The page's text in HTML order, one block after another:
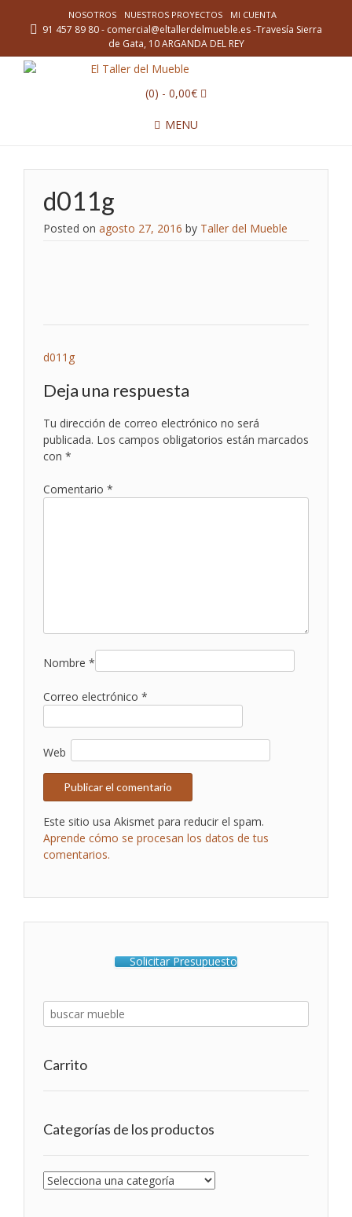
NOSOTROS NUESTROS PROYECTOS MI CUENTA
91 457 89 80 - comercial@eltallerdelmueble.es -Travesía Sierra
de Gata, 10 ARGANDA DEL REY
(0) - 0,00€
MENU
d011g
Posted on agosto 27, 2016 by Taller del Mueble
Navegación
de
entradas
d011g
Deja una respuesta
Tu dirección de correo electrónico no será
publicada. Los campos obligatorios están marcados
con *
Comentario *
Nombre *
Correo electrónico *
Web
Este sitio usa Akismet para reducir el spam.
Aprende cómo se procesan los datos de tus
comentarios.
Solicitar Presupuesto
Carrito
Categorías de los productos